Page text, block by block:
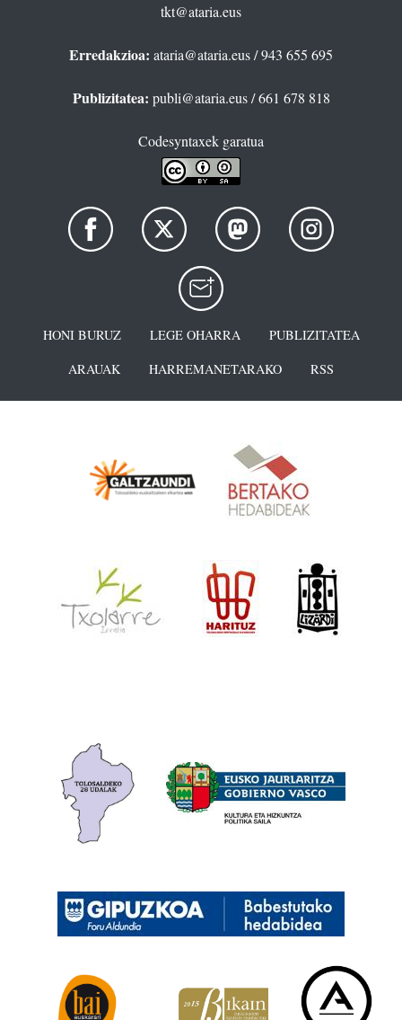
tkt@ataria.eus
Erredakzioa: ataria@ataria.eus/ 943 655 695
Publizitatea: publi@ataria.eus/ 661 678 818
Codesyntaxek garatua
HONI BURUZ LEGE OHARRA
PUBLIZITATEA
ARAUAK
HARREMANETARAKO RSS